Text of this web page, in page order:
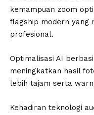
kemampuan zoom
flagship modern yang
profesional.
Optimalisasi AI
meningkatkan hasil
lebih tajam serta
Kehadiran teknologi